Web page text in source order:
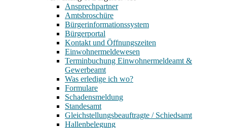
Ansprechpartner
Amtsbroschüre
Bürgerinformationssystem
Bürgerportal
Kontakt und Öffnungszeiten
Einwohnermeldewesen
Terminbuchung Einwohnermeldeamt &
Gewerbeamt
Was erledige ich wo?
Formulare
Schadensmeldung
Standesamt
Gleichstellungsbeauftragte / Schiedsamt
Hallenbelegung